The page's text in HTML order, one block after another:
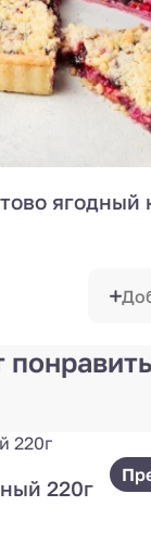
ягодный
220г